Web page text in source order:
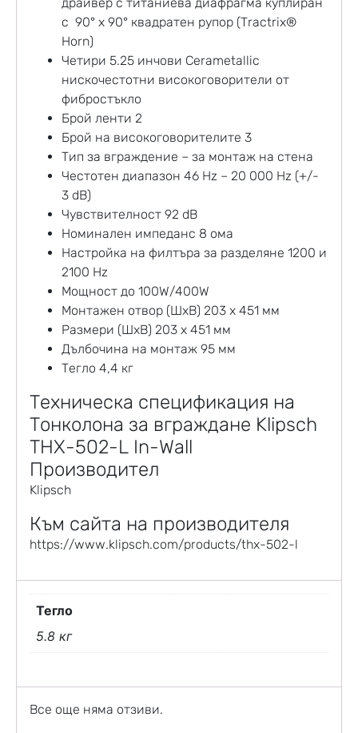
с 90° x 90° квадратен рупор (Tractrix®
Horn)
Четири 5.25 инчови Cerametallic
нискочестотни високоговорители от
фибростъкло
Брой ленти 2
Брой на високоговорителите 3
Тип за вграждение – за монтаж на стена
Честотен диапазон 46 Hz – 20 000 Hz (+/-
3 dB)
Чувствителност 92 dB
Номинален импеданс 8 ома
Настройка на филтъра за разделяне 1200 и
2100 Hz
Мощност до 100W/400W
Монтажен отвор (ШхВ) 203 х 451 мм
Размери (ШхВ) 203 х 451 мм
Дълбочина на монтаж 95 мм
Тегло 4,4 кг
Техническа спецификация на
Тонколона за вграждане Klipsch
THX-502-L In-Wall
Производител
Klipsch
Към сайта на производителя
https://www.klipsch.com/products/thx-502-l
Тегло
5.8 кг
Все още няма отзиви.